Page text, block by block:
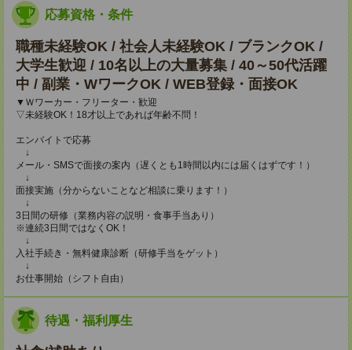
応募資格・条件
職種未経験OK / 社会人未経験OK / ブランクOK /
大学生歓迎 / 10名以上の大量募集 / 40～50代活躍
中 / 副業・WワークOK / WEB登録・面接OK
▼Ｗワーカー・フリーター・歓迎
▽未経験OK！18才以上であれば年齢不問！
エンバイトで応募
↓
メール・SMSで面接の案内（遅くとも1時間以内には届くはずです！）
↓
面接実施（分からないことなど相談に乗ります！）
↓
3日間の研修（業務内容の説明・食事手当あり）
※連続3日間ではなくOK！
↓
入社手続き・無料健康診断（研修手当をゲット）
↓
お仕事開始（シフト自由）
待遇・福利厚生